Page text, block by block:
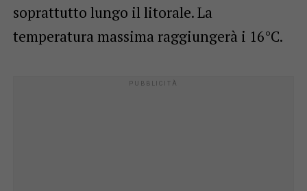
soprattutto lungo il litorale. La
temperatura massima raggiungerà i 16°C.